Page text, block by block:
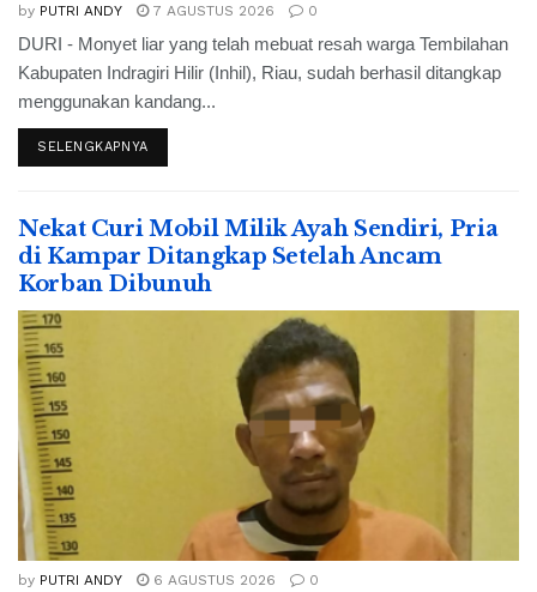
by PUTRI ANDY 7 AGUSTUS 2026 0
DURI - Monyet liar yang telah mebuat resah warga Tembilahan
Kabupaten Indragiri Hilir (Inhil), Riau, sudah berhasil ditangkap
menggunakan kandang...
SELENGKAPNYA
Nekat Curi Mobil Milik Ayah Sendiri, Pria
di Kampar Ditangkap Setelah Ancam
Korban Dibunuh
by PUTRI ANDY 6 AGUSTUS 2026 0